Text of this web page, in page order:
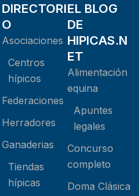
DIRECTORI
O
Asociaciones
Centros
hípicos
Federaciones
Herradores
Ganaderias
Tiendas
hípicas
EL BLOG
DE
HIPICAS.N
ET
Alimentación
equina
Apuntes
legales
Concurso
completo
Doma Clásica